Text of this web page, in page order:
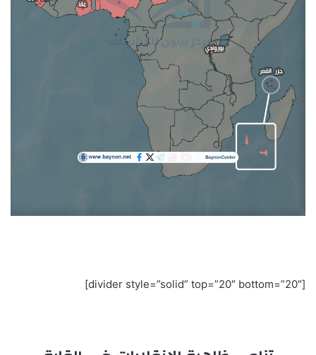
[divider style=”solid” top=”20″ bottom=”20″]